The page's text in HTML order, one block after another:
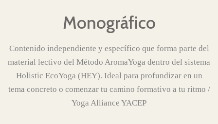
Monográfico
Contenido independiente y específico que forma parte del
material lectivo del Método AromaYoga dentro del sistema
Holistic EcoYoga (HEY). Ideal para profundizar en un
tema concreto o comenzar tu camino formativo a tu ritmo /
Yoga Alliance YACEP